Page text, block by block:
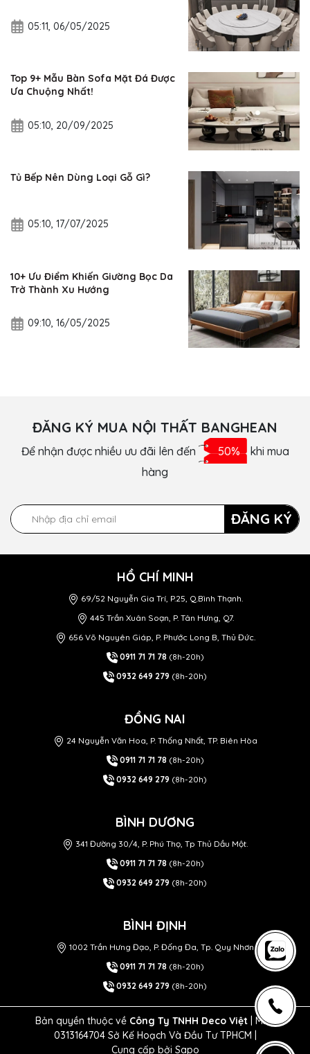
05:11, 06/05/2025
Top 9+ Mẫu Bàn Sofa Mặt Đá Được
Ưa Chuộng Nhất!
05:10, 20/09/2025
Tủ Bếp Nên Dùng Loại Gỗ Gì?
05:10, 17/07/2025
10+ Ưu Điểm Khiến Giường Bọc Da
Trở Thành Xu Hướng
09:10, 16/05/2025
ĐĂNG KÝ MUA NỘI THẤT BANGHEAN
Để nhận được nhiều ưu đãi lên đến 50% khi mua
hàng
ĐĂNG KÝ
HỒ CHÍ MINH
69/52 Nguyễn Gia Trí, P.25, Q.Bình Thạnh.
445 Trần Xuân Soạn, P. Tân Hưng, Q7.
656 Võ Nguyên Giáp, P. Phước Long B, Thủ Đức.
0911 71 71 78 (8h-20h)
0932 649 279 (8h-20h)
ĐỒNG NAI
24 Nguyễn Văn Hoa, P. Thống Nhất, TP. Biên Hòa
0911 71 71 78 (8h-20h)
0932 649 279 (8h-20h)
BÌNH DƯƠNG
341 Đường 30/4, P. Phú Thọ, Tp Thủ Dầu Một.
0911 71 71 78 (8h-20h)
0932 649 279 (8h-20h)
BÌNH ĐỊNH
1002 Trần Hưng Đạo, P. Đống Đa, Tp. Quy Nhơn
0911 71 71 78 (8h-20h)
0932 649 279 (8h-20h)
Bản quyền thuộc về Công Ty TNHH Deco Việt | MST
0313164704 Sở Kế Hoạch Và Đầu Tư TPHCM |
Cung cấp bởi Sapo